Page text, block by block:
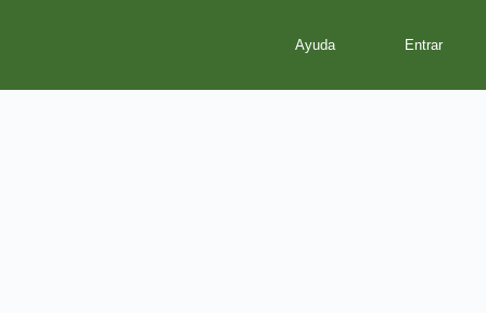
Ayuda